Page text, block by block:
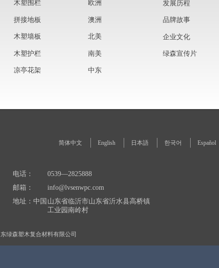
绿森塑木复合材料有限公司
简体中文 English 日本語 한국어 Español
电话：
0539—2825888
邮箱：
info@lvsenwpc.com
地址：中国 山东省临沂市山东省沂水县高桥镇
工业园南岭村
发展历程
品牌故事
企业文化
绿森宣传片
欧洲
澳洲
北美
南美
中东
木塑围栏
拼接地板
木塑墙板
木塑护栏
凉亭花架